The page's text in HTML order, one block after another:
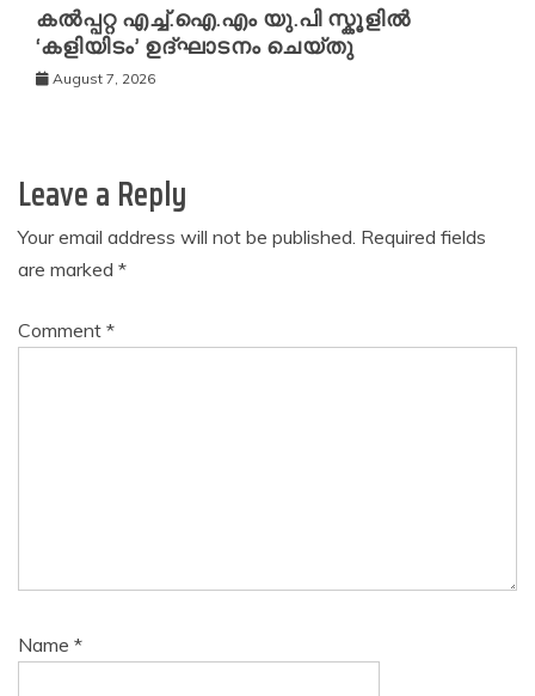
കൽപ്പറ്റ എച്ച്.ഐ.എം യു.പി സ്കൂ‌ളിൽ
‘കളിയിടം’ ഉദ്ഘാടനം ചെയ്തു
August 7, 2026
Leave a Reply
Your email address will not be published. Required fields
are marked *
Comment *
Name *